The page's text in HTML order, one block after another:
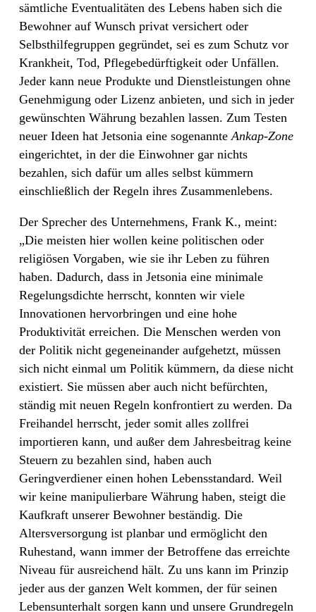
sämtliche Eventualitäten des Lebens haben sich die
Bewohner auf Wunsch privat versichert oder
Selbsthilfegruppen gegründet, sei es zum Schutz vor
Krankheit, Tod, Pflegebedürftigkeit oder Unfällen.
Jeder kann neue Produkte und Dienstleistungen ohne
Genehmigung oder Lizenz anbieten, und sich in jeder
gewünschten Währung bezahlen lassen. Zum Testen
neuer Ideen hat Jetsonia eine sogenannteAnkap-Zone
eingerichtet, in der die Einwohner gar nichts
bezahlen, sich dafür um alles selbst kümmern
einschließlich der Regeln ihres Zusammenlebens.
Der Sprecher des Unternehmens, Frank K., meint:
„Die meisten hier wollen keine politischen oder
religiösen Vorgaben, wie sie ihr Leben zu führen
haben. Dadurch, dass in Jetsonia eine minimale
Regelungsdichte herrscht, konnten wir viele
Innovationen hervorbringen und eine hohe
Produktivität erreichen. Die Menschen werden von
der Politik nicht gegeneinander aufgehetzt, müssen
sich nicht einmal um Politik kümmern, da diese nicht
existiert. Sie müssen aber auch nicht befürchten,
ständig mit neuen Regeln konfrontiert zu werden. Da
Freihandel herrscht, jeder somit alles zollfrei
importieren kann, und außer dem Jahresbeitrag keine
Steuern zu bezahlen sind, haben auch
Geringverdiener einen hohen Lebensstandard. Weil
wir keine manipulierbare Währung haben, steigt die
Kaufkraft unserer Bewohner beständig. Die
Altersversorgung ist planbar und ermöglicht den
Ruhestand, wann immer der Betroffene das erreichte
Niveau für ausreichend hält. Zu uns kann im Prinzip
jeder aus der ganzen Welt kommen, der für seinen
Lebensunterhalt sorgen kann und unsere Grundregeln